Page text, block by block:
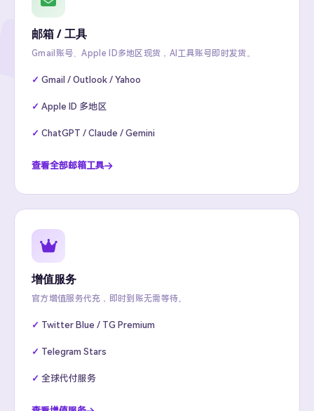
邮箱 / 工具
Gmail账号、Apple ID多地区现货，AI工具账号即时发货。
Gmail / Outlook / Yahoo
Apple ID 多地区
ChatGPT / Claude / Gemini
查看全部邮箱工具
增值服务
官方增值服务代充，即时到账无需等待。
Twitter Blue / TG Premium
Telegram Stars
全球代付服务